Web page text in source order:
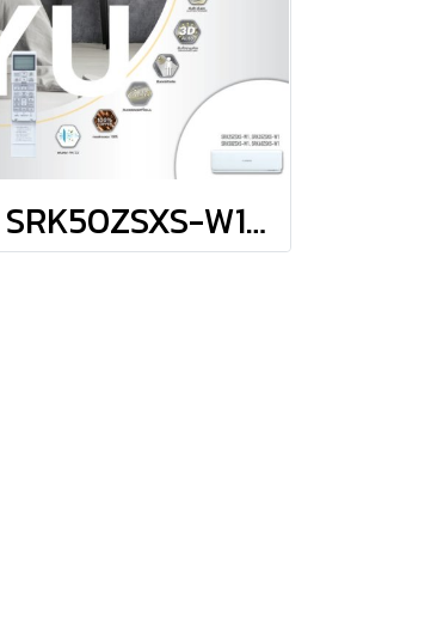
SRK50ZSXS-W1 แอร์มิตซูบิชิ เฮพวี่ดิวตี้ HEAVYDUTY แบบติดผนัง รุ่น FUYU Series SUPER DELUXE INVERTER R-32 ขนาดทำความเย็น Cooling 17,105BTU(3412-21154) #5⭐⭐⭐ / ขนาดทำความร้อน Heating 20,472BTU(2730-27978) #5⭐⭐⭐ รีโมทไร้สาย พร้อมติดตั้ง